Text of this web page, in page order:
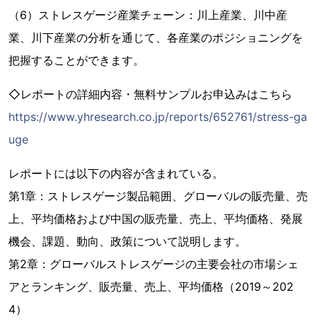
（6）ストレスゲージ産業チェーン：川上産業、川中産
業、川下産業の分析を通じて、各産業のポジショニングを
把握することができます。
◇レポートの詳細内容・無料サンプルお申込みはこちら
https://www.yhresearch.co.jp/reports/652761/stress-ga
uge
レポートには以下の内容が含まれている。
第1章：ストレスゲージ製品範囲、グローバルの販売量、売
上、平均価格および中国の販売量、売上、平均価格、発展
機会、課題、動向、政策について説明します。
第2章：グローバルストレスゲージの主要会社の市場シェ
アとランキング、販売量、売上、平均価格（2019～202
4）